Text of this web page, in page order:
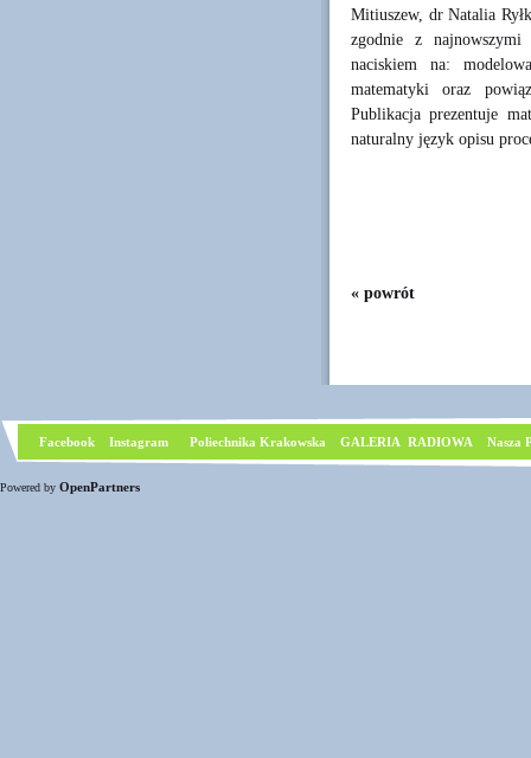
Mitiuszew, dr Natalia
zgodnie z
naciskiem na:
matematyki oraz
Publikacja prezentuje
naturalny język opisu
« powrót
Facebook Instagram Poliechnika Krakowska GALERIA RADIOWA Nasza
Powered by OpenPartners